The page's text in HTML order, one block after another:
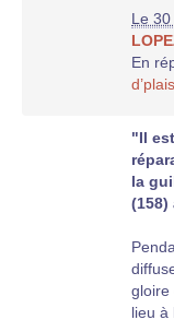
Le
En
"Il
la
(158)
gloire
lieu à